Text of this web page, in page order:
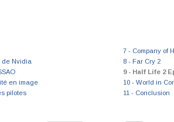
de Nvidia
en image
pilotes
7 - Company of
8 - Far Cry 2
9 - Half Life 2
10 - World in
11 - Conclusion